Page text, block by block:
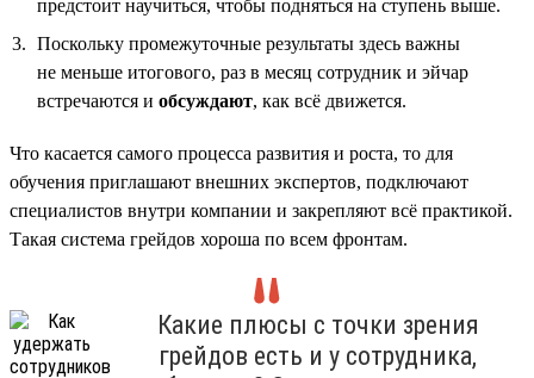
предстоит научиться, чтобы подняться на ступень выше.
Поскольку промежуточные результаты здесь важны
не меньше итогового, раз в месяц сотрудник и эйчар
встречаются и обсуждают, как всё движется.
Что касается самого процесса развития и роста, то для
обучения приглашают внешних экспертов, подключают
специалистов внутри компании и закрепляют всё практикой.
Такая система грейдов хороша по всем фронтам.
Какие плюсы с точки зрения
грейдов есть и у сотрудника,